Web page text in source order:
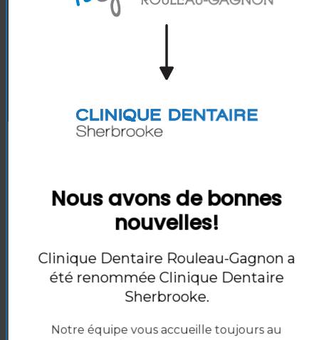
Aire de jeux pour enfants
EN SAVOIR PLUS
Nous avons de bonnes
nouvelles!
Clinique Dentaire Rouleau-Gagnon a
été renommée Clinique Dentaire
Sherbrooke.
Notre équipe vous accueille toujours au